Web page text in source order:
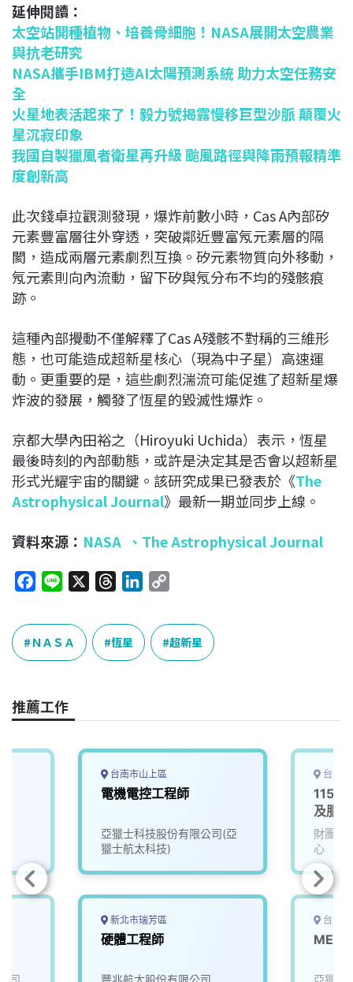
延伸閱讀：
太空站開種植物、培養骨細胞！NASA展開太空農業
與抗老研究
NASA攜手IBM打造AI太陽預測系統 助力太空任務安
全
火星地表活起來了！毅力號揭露慢移巨型沙脈 顛覆火
星沉寂印象
我國自製獵風者衛星再升級 颱風路徑與降雨預報精準
度創新高
此次錢卓拉觀測發現，爆炸前數小時，Cas A內部矽
元素豐富層往外穿透，突破鄰近豐富氖元素層的隔
閡，造成兩層元素劇烈互換。矽元素物質向外移動，
氖元素則向內流動，留下矽與氖分布不均的殘骸痕
跡。
這種內部攪動不僅解釋了Cas A殘骸不對稱的三維形
態，也可能造成超新星核心（現為中子星）高速運
動。更重要的是，這些劇烈湍流可能促進了超新星爆
炸波的發展，觸發了恆星的毀滅性爆炸。
京都大學內田裕之（Hiroyuki Uchida）表示，恆星
最後時刻的內部動態，或許是決定其是否會以超新星
形式光耀宇宙的關鍵。該研究成果已發表於《The
Astrophysical Journal》最新一期並同步上線。
資料來源： NASA 、 The Astrophysical Journal
c
e
b
o
k
n
e
r
e
a
k
n
p
y
L
k
ＮＡＳＡ 恆星 超新星
推薦工作
台南市山上區
電機電控工程師
亞獵士科技股份有限公司(亞
獵士航太科技)
新北市瑞芳區
硬體工程師
台北
及服
財團法
心
台南
MES